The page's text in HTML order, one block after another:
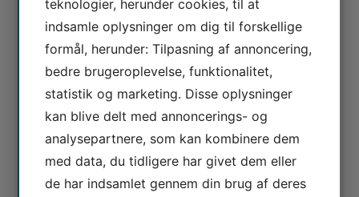
Ring og få en snak på 78 76 10 30
eller brug
kontaktformularen
teknologier, herunder cookies, til at
indsamle oplysninger om dig til forskellige
formål, herunder: Tilpasning af annoncering,
bedre brugeroplevelse, funktionalitet,
statistik og marketing. Disse oplysninger
kan blive delt med annoncerings- og
analysepartnere, som kan kombinere dem
med data, du tidligere har givet dem eller
de har indsamlet gennem din brug af deres